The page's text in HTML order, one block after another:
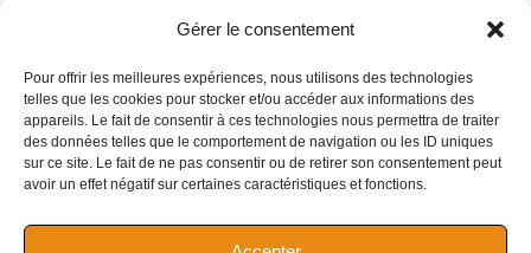
Gérer le consentement
Pour offrir les meilleures expériences, nous utilisons des technologies
telles que les cookies pour stocker et/ou accéder aux informations des
appareils. Le fait de consentir à ces technologies nous permettra de traiter
des données telles que le comportement de navigation ou les ID uniques
sur ce site. Le fait de ne pas consentir ou de retirer son consentement peut
avoir un effet négatif sur certaines caractéristiques et fonctions.